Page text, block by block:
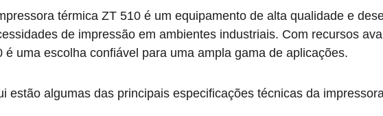
térmica ZT 510 é um equipamento de alta qualidade e
de impressão em ambientes industriais. Com recursos
é uma escolha confiável para uma ampla gama de aplicações.
estão algumas das principais especificações técnicas da